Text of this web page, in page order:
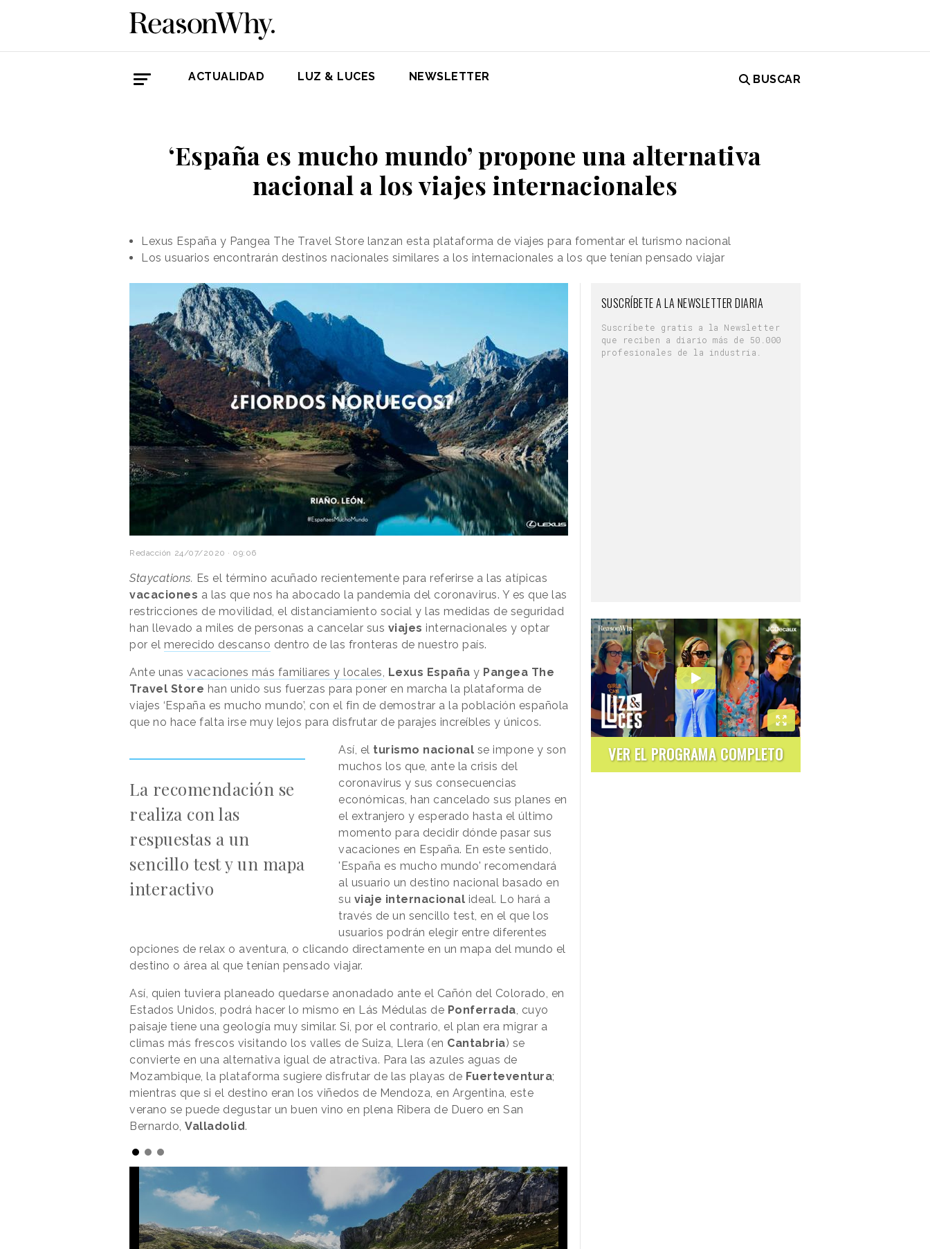
ACTUALIDAD LUZ & LUCES NEWSLETTER BUSCAR
‘España es mucho mundo’ propone una alternativa
nacional a los viajes internacionales
Lexus España y Pangea The Travel Store lanzan esta plataforma de viajes para fomentar el turismo nacional
Los usuarios encontrarán destinos nacionales similares a los internacionales a los que tenían pensado viajar
Redacción 24/07/2020 · 09:06
Staycations. Es el término acuñado recientemente para referirse a las atípicas
vacaciones a las que nos ha abocado la pandemia del coronavirus. Y es que las
restricciones de movilidad, el distanciamiento social y las medidas de seguridad
han llevado a miles de personas a cancelar sus viajes internacionales y optar
por el merecido descanso dentro de las fronteras de nuestro país.
Ante unas vacaciones más familiares y locales Lexus España y Pangea The
Travel Store han unido sus fuerzas para poner en marcha la plataforma de
viajes ‘España es mucho mundo’, con el fin de demostrar a la población española
que no hace falta irse muy lejos para disfrutar de parajes increíbles y únicos.
La recomendación se
realiza con las
respuestas a un
sencillo test y un mapa
interactivo
Así, el turismo nacional se impone y son
muchos los que, ante la crisis del
coronavirus y sus consecuencias
económicas, han cancelado sus planes en
el extranjero y esperado hasta el último
momento para decidir dónde pasar sus
vacaciones en España. En este sentido,
'España es mucho mundo' recomendará
al usuario un destino nacional basado en
su viaje internacional ideal. Lo hará a
través de un sencillo test, en el que los
usuarios podrán elegir entre diferentes
opciones de relax o aventura, o clicando directamente en un mapa del mundo el
destino o área al que tenían pensado viajar.
Así, quien tuviera planeado quedarse anonadado ante el Cañón del Colorado, en
Estados Unidos, podrá hacer lo mismo en Lás Médulas de Ponferrada , cuyo
paisaje tiene una geología muy similar. Si, por el contrario, el plan era migrar a
climas más frescos visitando los valles de Suiza, Llera (en Cantabria) se
convierte en una alternativa igual de atractiva. Para las azules aguas de
Mozambique, la plataforma sugiere disfrutar de las playas de Fuerteventura;
mientras que si el destino eran los viñedos de Mendoza, en Argentina, este
verano se puede degustar un buen vino en plena Ribera de Duero en San
Bernardo, Valladolid.
SUSCRÍBETE A LA NEWSLETTER DIARIA
Suscríbete gratis a la Newsletter
que reciben a diario más de 50.000
profesionales de la industria.
VER EL PROGRAMA COMPLETO